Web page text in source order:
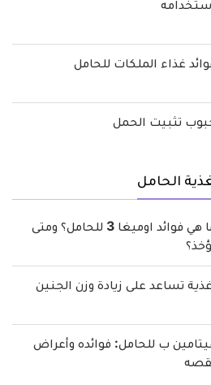
غذاء الملكات للحامل
تثبيت الحمل
الحامل
ما هي فوائد اوميغا 3 للحامل؟ ومتى
تساعد على زيادة وزن الجنين
ب للحامل: فوائده وأعراض